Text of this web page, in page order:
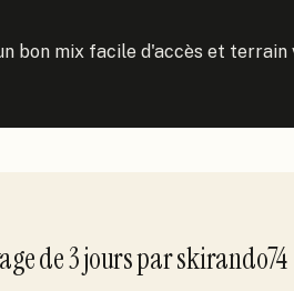
bon mix facile d'accès et terrain
de3joursparskirando74